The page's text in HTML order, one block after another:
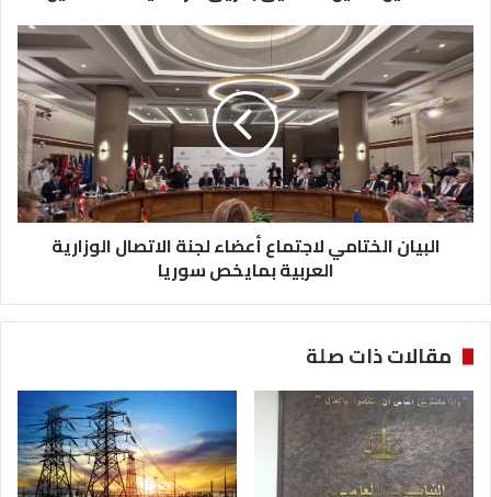
البيان
الختامي
لاجتماع
أعضاء
لجنة
الاتصال
الوزارية
العربية
بمايخص
سورياالبيان الختامي لاجتماع أعضاء لجنة الاتصال الوزارية
العربية بمايخص سوريا
مقالات ذات صلة